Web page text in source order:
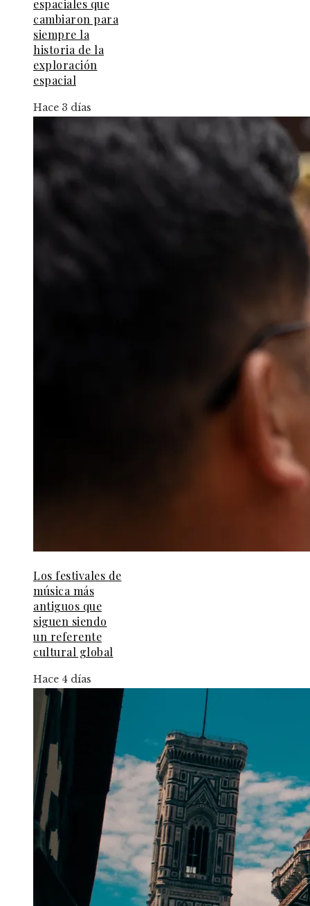
espaciales que
cambiaron para
siempre la
historia de la
exploración
espacial
Hace 3 días
Los festivales de
música más
antiguos que
siguen siendo
un referente
cultural global
Hace 4 días